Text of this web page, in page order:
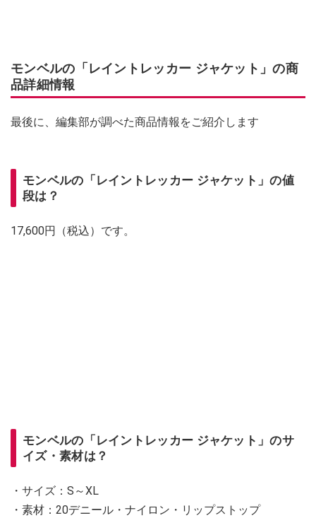
モンベルの「レイントレッカー ジャケット」の商
品詳細情報
最後に、編集部が調べた商品情報をご紹介します
モンベルの「レイントレッカー ジャケット」の値
段は？
17,600円（税込）です。
モンベルの「レイントレッカー ジャケット」のサ
イズ・素材は？
・サイズ：S～XL
・素材：20デニール・ナイロン・リップストップ